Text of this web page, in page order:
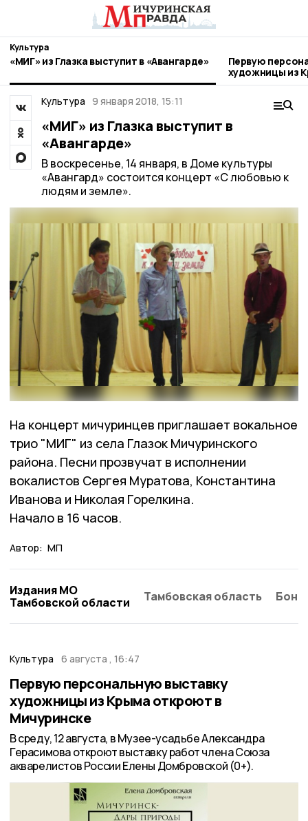
Культура
«МИГ» из Глазка выступит в «Авангарде»
Первую
художницы из
Мичуринске
Культура 9 января 2018, 15:11
«МИГ» из Глазка выступит в
«Авангарде»
В воскресенье, 14 января, в Доме культуры
«Авангард» состоится концерт «С любовью к
людям и земле».
На концерт мичуринцев приглашает вокальное
трио "МИГ" из села Глазок Мичуринского
района. Песни прозвучат в исполнении
вокалистов Сергея Муратова, Константина
Иванова и Николая Горелкина.
Начало в 16 часов.
Автор: МП
Издания МО
Тамбовской области
Тамбовская область
Культура 6 августа , 16:47
Первую персональную выставку
художницы из Крыма откроют в
Мичуринске
В среду, 12 августа, в Музее-усадьбе Александра
Герасимова откроют выставку работ члена Союза
акварелистов России Елены Домбровской (0+).